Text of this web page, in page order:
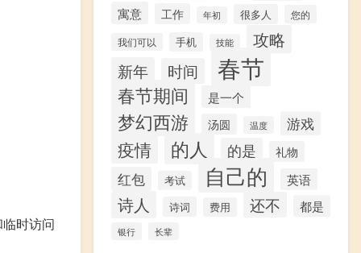
时访问
寓意 工作 年初 很多人 您的
我们可以 手机 技能 攻略
新年 时间 春节
春节期间 是一个
梦幻西游 汤圆 温度 游戏
疫情 的人 的是 礼物
红包 考试 自己的 英语
诗人 诗词 费用 还不 都是
银行 长辈